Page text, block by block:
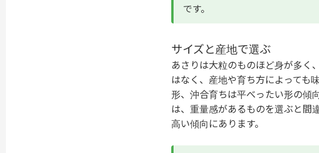
です。
サイズと産地で選ぶ
あさりは大粒のものほど身が多く
はなく、産地や育ち方によっても
形、沖合育ちは平べったい形の傾
は、重量感があるものを選ぶと間
高い傾向にあります。